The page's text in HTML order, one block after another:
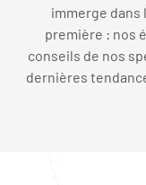
immerge dans
première : nos
conseils de nos
dernières